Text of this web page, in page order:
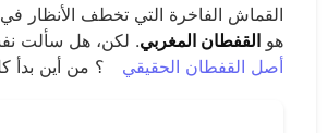
القماش الفاخرة التي تخطف الأنظار
هو القفطان المغربي. لكن، هل سألت
أصل القفطان الحقيقي
؟ من أين بدأ